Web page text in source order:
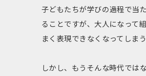
子どもたちが学びの過程で当
ることですが、大人になって
まく表現できなくなってしまう
しかし、もうそんな時代では